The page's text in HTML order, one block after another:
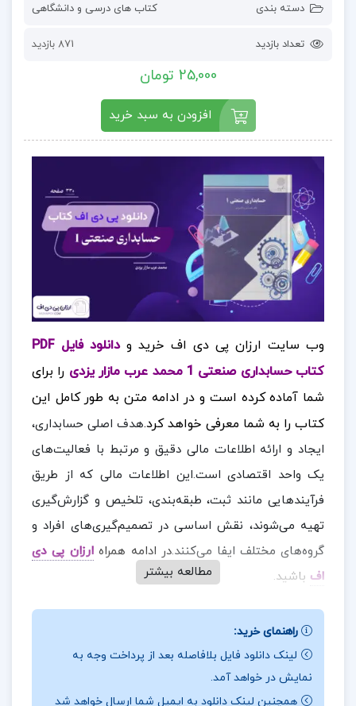
دسته بندی کتاب های درسی و دانشگاهی
تعداد بازدید 871 بازدید
25,000 تومان
افزودن به سبد خرید
وب سایت ارزان پی دی اف خرید و
دانلود فایل PDF
کتاب حسابداری صنعتی 1 محمد عرب مازار یزدی
را برای
شما آماده کرده است و در ادامه متن به طور کامل این
کتاب را به شما معرفی خواهد کرد.هدف اصلی حسابداری،
ایجاد و ارائه اطلاعات مالی دقیق و مرتبط با فعالیت‌های
یک واحد اقتصادی است.این اطلاعات مالی که از طریق
فرآیندهایی مانند ثبت، طبقه‌بندی، تلخیص و گزارش‌گیری
تهیه می‌شوند، نقش اساسی در تصمیم‌گیری‌های افراد و
گروه‌های مختلف ایفا می‌کنند.در ادامه همراه ارزان پی دی
اف باشید.
نقد و بررسی کتاب حسابداری صنعتی 1 محمد عرب
مازار یزدی:
در عصر حاضر، حسابداری به یکی از ارکان اساسی اقتصاد
مطالعه بیشتر
راهنمای خرید:
لینک دانلود فایل بلافاصله بعد از پرداخت وجه به
نمایش در خواهد آمد.
همچنین لینک دانلود به ایمیل شما ارسال خواهد شد